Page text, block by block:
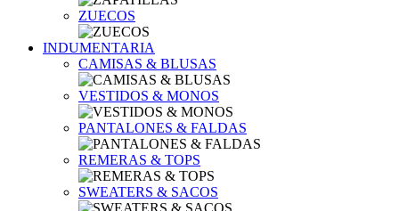
ZUECOS
INDUMENTARIA
CAMISAS & BLUSAS
VESTIDOS & MONOS
PANTALONES & FALDAS
REMERAS & TOPS
SWEATERS & SACOS